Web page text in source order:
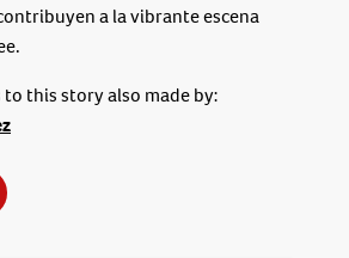
a la vibrante escena
this story also made by: